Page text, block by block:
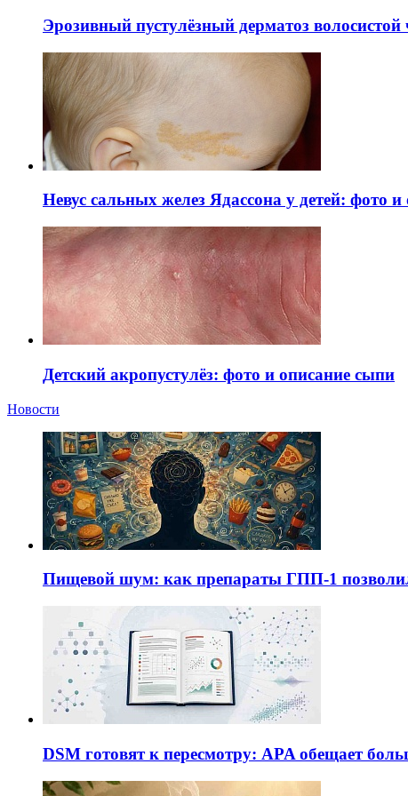
Эрозивный пустулёзный дерматоз
Невус сальных желез Ядассона у детей: фото
Детский акропустулёз: фото и описание сыпи
Новости
Пищевой шум: как препараты ГПП-1
DSM готовят к пересмотру: APA обещает